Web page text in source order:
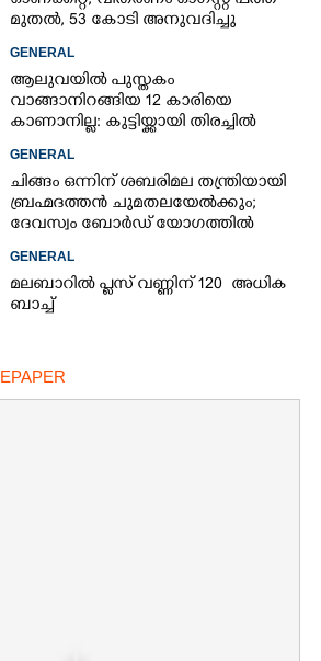
മുതൽ, 53 കോടി അനുവദിച്ചു
GENERAL
ആലുവയിൽ പുസ്തകം
വാങ്ങാനിറങ്ങിയ 12 കാരിയെ
കാണാനില്ല: കുട്ടിയ്ക്കായി തിരച്ചിൽ
GENERAL
ചിങ്ങം ഒന്നിന് ശബരിമല തന്ത്രിയായി
ബ്രഹ്മദത്തൻ ചുമതലയേൽക്കും;
ദേവസ്വം ബോർഡ് യോഗത്തിൽ
തീരുമാനം
GENERAL
മലബാറിൽ പ്ലസ് വണ്ണിന് 120 അധിക
ബാച്ച്
EPAPER
Share this link
Copy Link